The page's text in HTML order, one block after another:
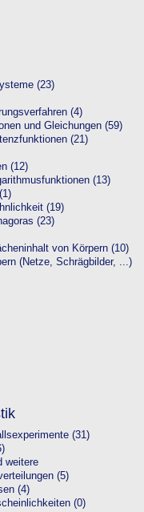
(23)
(4)
und Gleichungen (59)
(21)
(12)
(13)
(19)
(23)
von Körpern (10)
(Netze, Schrägbilder, ...)
(31)
weitere
(5)
(4)
(0)